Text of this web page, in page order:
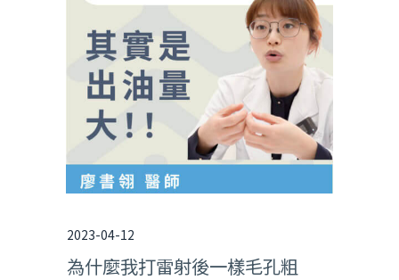
2023-04-12
為什麼我打雷射後一樣毛孔粗